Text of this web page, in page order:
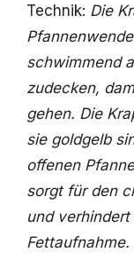
Technik: Die
schwimmend
zudecken,
gehen. Die
sie goldgelb
offenen
sorgt für den
und
Fettaufnahme.